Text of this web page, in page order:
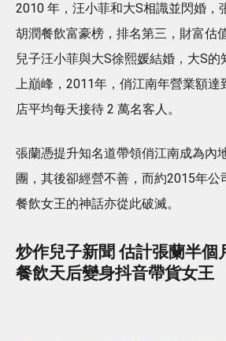
2010 年，汪小菲和大S相識並閃婚，
胡潤餐飲富豪榜，排名第三，財富估
兒子汪小菲與大S徐熙媛結婚，大S
上巔峰，2011年，俏江南年營業額達
店平均每天接待 2 萬名客人。
張蘭憑提升知名道帶領俏江南成為內
團，其後卻經營不善，而約2015年公
餐飲女王的神話亦從此破滅。
炒作兒子新聞 估計張蘭半個
餐飲天后變身抖音帶貨女王